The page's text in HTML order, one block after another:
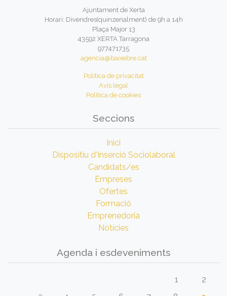
Ajuntament de Xerta
Horari: Divendres(quinzenalment) de 9h a 14h
Plaça Major 13
43592 XERTA Tarragona
977471735
agencia@baixebre.cat
Política de privacitat
Avís legal
Política de cookies
Seccions
Inici
Dispositiu d'Inserció Sociolaboral
Candidats/es
Empreses
Ofertes
Formació
Emprenedoria
Notícies
Agenda i esdeveniments
1
2